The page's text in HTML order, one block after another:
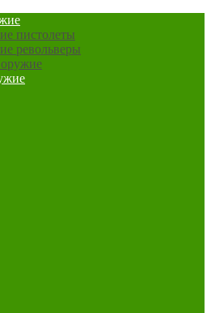
пистолеты
револьверы
оружие